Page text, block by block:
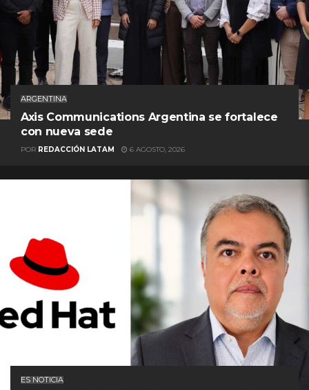
ARGENTINA
Axis Communications Argentina se fortalece
con nueva sede
POR REDACCIÓN LATAM 6 AGOSTO, 2026
ES NOTICIA